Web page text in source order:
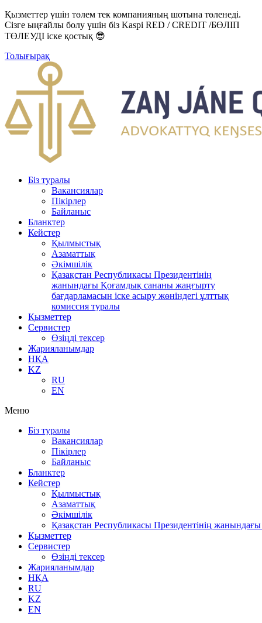
Қызметтер үшін төлем тек компанияның шотына төленеді.
Сізге ыңғайлы болу үшін біз Kaspi RED / CREDIT /БӨЛІП
ТӨЛЕУДІ іске қостық 😎
Толығырақ
Біз туралы
Вакансиялар
Пікірлер
Байланыс
Бланктер
Кейстер
Қылмыстық
Азаматтық
Әкімшілік
Қазақстан Республикасы Президентінің
жанындағы Қоғамдық сананы жаңғырту
бағдарламасын іске асыру жөніндегі ұлттық
комиссия туралы
Қызметтер
Сервистер
Өзіңді тексер
Жарияланымдар
НҚА
KZ
RU
EN
Меню
Біз туралы
Вакансиялар
Пікірлер
Байланыс
Бланктер
Кейстер
Қылмыстық
Азаматтық
Әкімшілік
Қазақстан Республикасы Президентінің
Қызметтер
Сервистер
Өзіңді тексер
Жарияланымдар
НҚА
RU
KZ
EN